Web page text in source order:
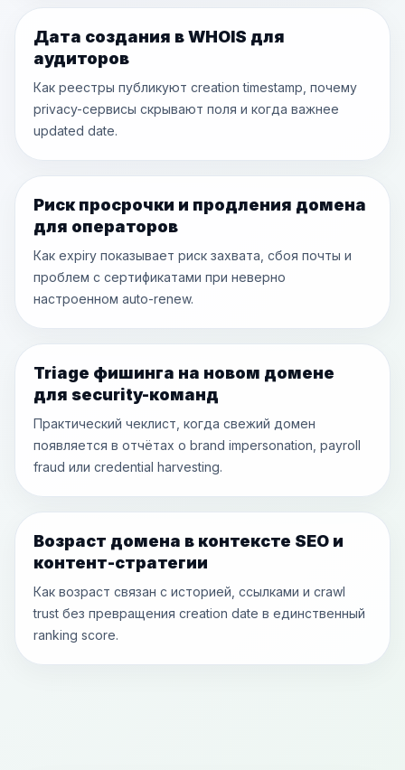
Дата создания в WHOIS для
аудиторов
Как реестры публикуют creation timestamp, почему
privacy-сервисы скрывают поля и когда важнее
updated date.
Риск просрочки и продления домена
для операторов
Как expiry показывает риск захвата, сбоя почты и
проблем с сертификатами при неверно
настроенном auto-renew.
Triage фишинга на новом домене
для security-команд
Практический чеклист, когда свежий домен
появляется в отчётах о brand impersonation, payroll
fraud или credential harvesting.
Возраст домена в контексте SEO и
контент-стратегии
Как возраст связан с историей, ссылками и crawl
trust без превращения creation date в единственный
ranking score.